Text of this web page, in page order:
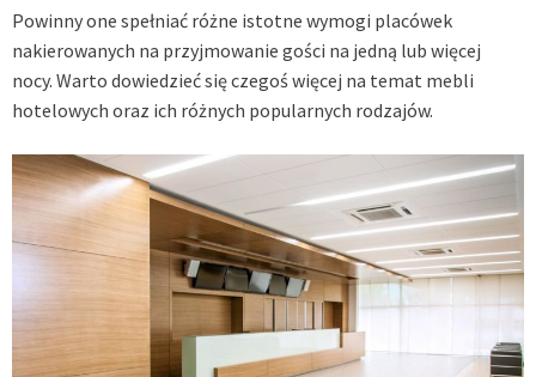
Powinny one spełniać różne istotne wymogi placówek
nakierowanych na przyjmowanie gości na jedną lub więcej
nocy. Warto dowiedzieć się czegoś więcej na temat mebli
hotelowych oraz ich różnych popularnych rodzajów.